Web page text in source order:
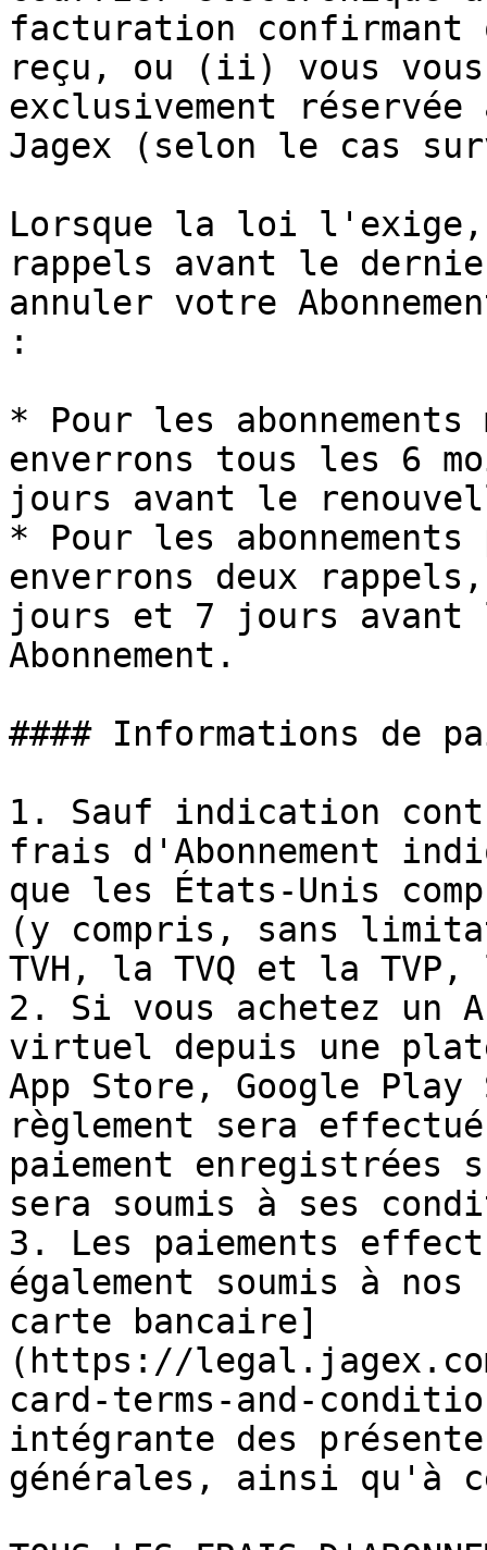
facturation confirmant
reçu, ou (ii) vous
exclusivement
Jagex (selon le cas
Lorsque la loi l'exige,
rappels avant le
annuler votre
:
* Pour les abonnements
enverrons tous les 6
jours avant le
* Pour les
enverrons deux
jours et 7 jours avant
Abonnement.
#### Informations de
1. Sauf indication
frais d'Abonnement
que les États-Unis
(y compris, sans
TVH, la TVQ et la
2. Si vous achetez un
virtuel depuis une
App Store, Google
règlement sera
paiement
sera soumis à ses
3. Les paiements
également soumis à
carte bancaire]
(https://
card-terms-and-
intégrante des
générales, ainsi qu'à